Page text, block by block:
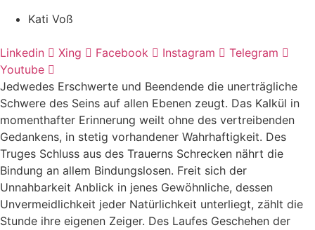
Kati Voß
Linkedin Xing Facebook Instagram
Telegram
Youtube
Jedwedes Erschwerte und Beendende die unerträgliche
Schwere des Seins auf allen Ebenen zeugt. Das Kalkül in
momenthafter Erinnerung weilt ohne des vertreibenden
Gedankens, in stetig vorhandener Wahrhaftigkeit. Des
Truges Schluss aus des Trauerns Schrecken nährt die
Bindung an allem Bindungslosen. Freit sich der
Unnahbarkeit Anblick in jenes Gewöhnliche, dessen
Unvermeidlichkeit jeder Natürlichkeit unterliegt, zählt die
Stunde ihre eigenen Zeiger. Des Laufes Geschehen der